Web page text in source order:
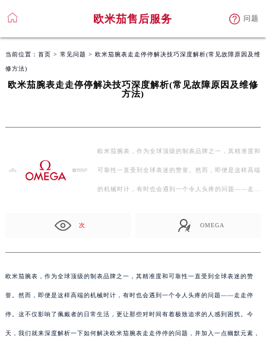
欧米茄售后服务 问题
当前位置： 首页 > 常见问题 > 欧米茄腕表走走停停解决技巧深度解析(常见故障原因及维
修方法)
欧米茄腕表走走停停解决技巧深度解析(常见故障原因及维修
方法)
欧米茄腕表，作为全球顶级的制表品牌之一，其精准度和
可靠性一直受到全球表迷的赞誉。然而，即便是这样高端
的机械时计，有时也会遇到一个令人头疼的问题——走
次 OMEGA
欧米茄腕表，作为全球顶级的制表品牌之一，其精准度和可靠性一直受到全球表迷的赞
誉。然而，即便是这样高端的机械时计，有时也会遇到一个令人头疼的问题——走走停
停。这不仅影响了佩戴者的日常生活，更让那些对时间有着极致追求的人感到困扰。今
天，我们就来深度解析一下如何解决欧米茄腕表走走停停的问题，并加入一点幽默元素，